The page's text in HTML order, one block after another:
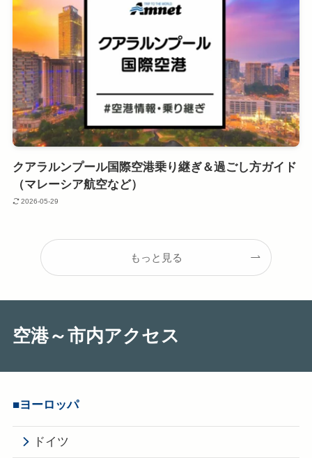
クアラルンプール国際空港乗り継ぎ＆過ごし方ガイド
（マレーシア航空など）
2026-05-29
もっと見る
空港～市内アクセス
■ヨーロッパ
ドイツ